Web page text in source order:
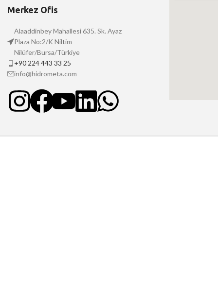
Merkez Ofis
Alaaddinbey Mahallesi 635. Sk. Ayaz
Plaza No:2/K Niltim
Nilüfer/Bursa/Türkiye
+90 224 443 33 25
info@hidrometa.com